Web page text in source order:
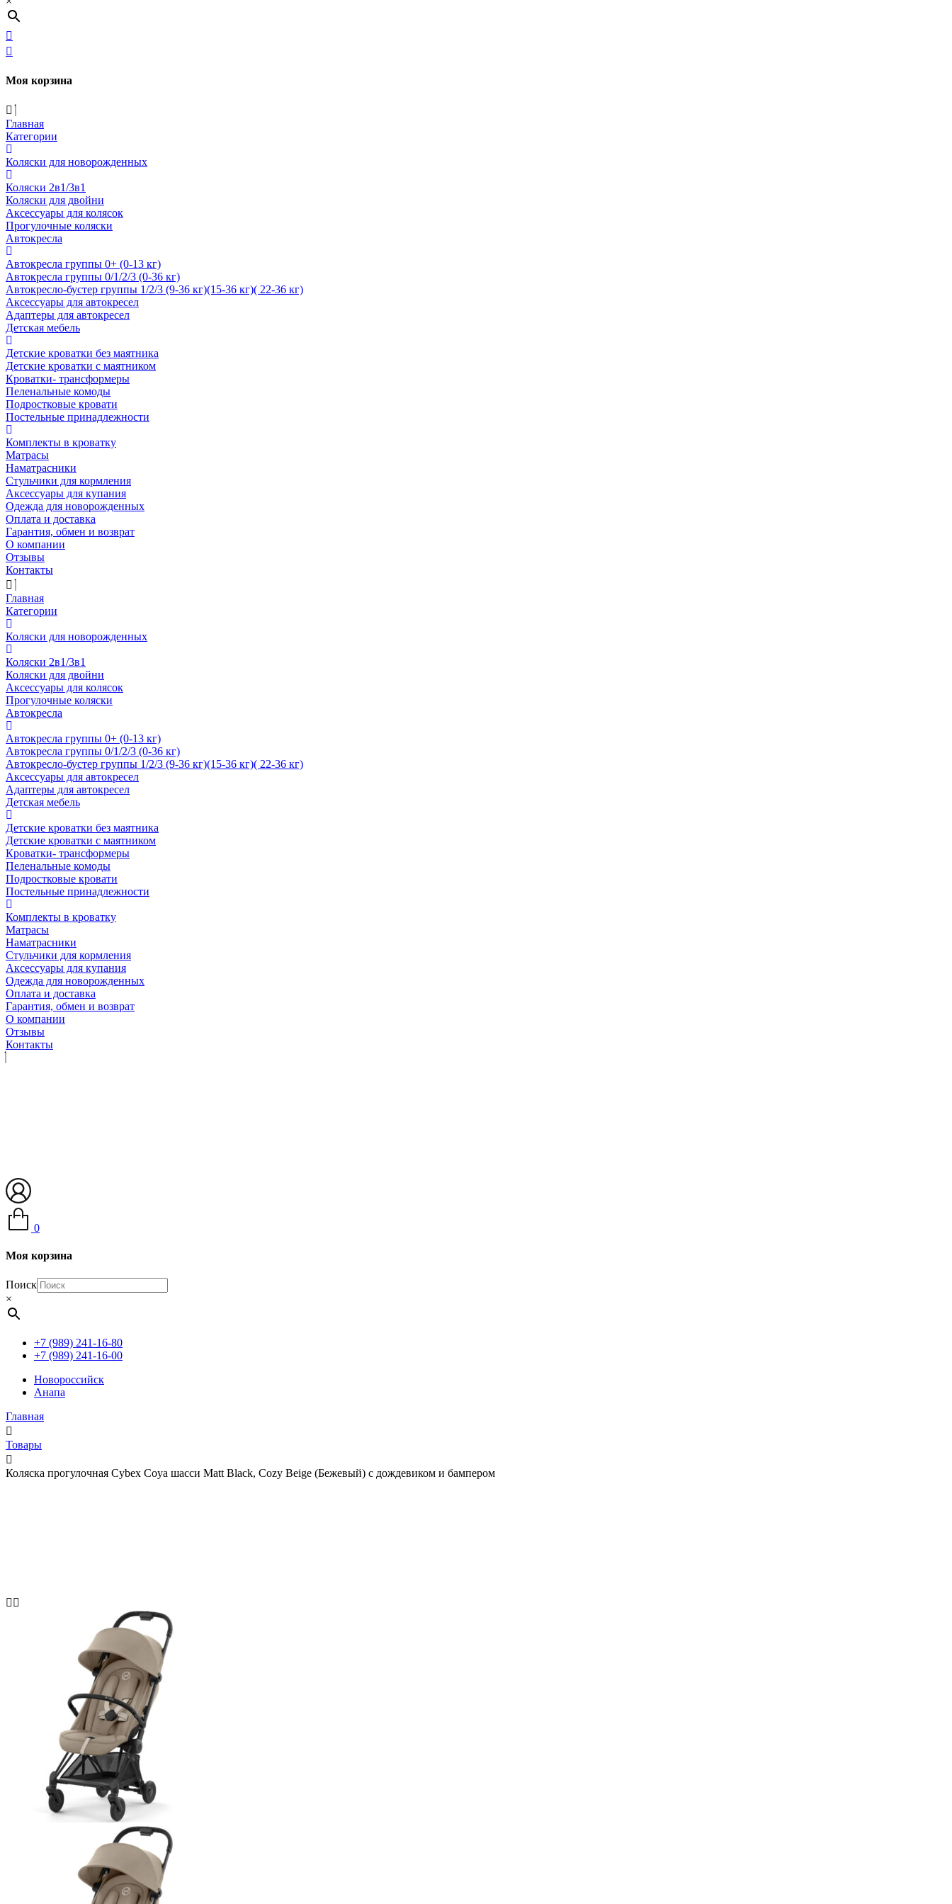
Моя корзина
Главная
Категории
Коляски для новорожденных
Коляски 2в1/3в1
Коляски для двойни
Аксессуары для колясок
Прогулочные коляски
Автокресла
Автокресла группы 0+ (0-13 кг)
Автокресла группы 0/1/2/3 (0-36 кг)
Автокресло-бустер группы 1/2/3 (9-36 кг)(15-36 кг)( 22-36 кг)
Аксессуары для автокресел
Адаптеры для автокресел
Детская мебель
Детские кроватки без маятника
Детские кроватки с маятником
Кроватки- трансформеры
Пеленальные комоды
Подростковые кровати
Постельные принадлежности
Комплекты в кроватку
Матрасы
Наматрасники
Стульчики для кормления
Аксессуары для купания
Одежда для новорожденных
Оплата и доставка
Гарантия, обмен и возврат
О компании
Отзывы
Контакты
Главная
Категории
Коляски для новорожденных
Коляски 2в1/3в1
Коляски для двойни
Аксессуары для колясок
Прогулочные коляски
Автокресла
Автокресла группы 0+ (0-13 кг)
Автокресла группы 0/1/2/3 (0-36 кг)
Автокресло-бустер группы 1/2/3 (9-36 кг)(15-36 кг)( 22-36 кг)
Аксессуары для автокресел
Адаптеры для автокресел
Детская мебель
Детские кроватки без маятника
Детские кроватки с маятником
Кроватки- трансформеры
Пеленальные комоды
Подростковые кровати
Постельные принадлежности
Комплекты в кроватку
Матрасы
Наматрасники
Стульчики для кормления
Аксессуары для купания
Одежда для новорожденных
Оплата и доставка
Гарантия, обмен и возврат
О компании
Отзывы
Контакты
0
Моя корзина
Поиск
×
+7 (989) 241-16-80
+7 (989) 241-16-00
Новороссийск
Анапа
Главная
Товары
Коляска прогулочная Cybex Coya шасси Matt Black, Cozy Beige (Бежевый) с дождевиком и бампером